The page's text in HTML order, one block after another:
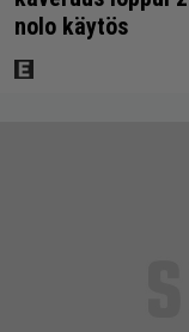
nolo käytös